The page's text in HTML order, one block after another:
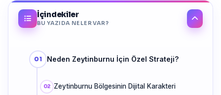
İçindekiler
BU YAZIDA NELER VAR?
Neden Zeytinburnu İçin Özel Strateji?
Zeytinburnu Bölgesinin Dijital Karakteri